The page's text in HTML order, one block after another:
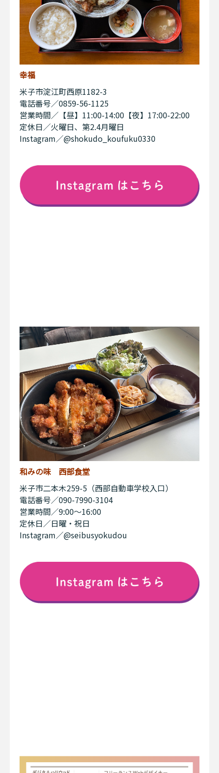
幸福
米子市淀江町西原1182-3
電話番号／0859-56-1125
営業時間／【昼】11:00-14:00【夜】17:00-22:00
定休日／火曜日、第2.4月曜日
Instagram／@shokudo_koufuku0330
和みの味 西部食堂
米子市二本木259-5（西部自動車学校入口）
電話番号／090-7990-3104
営業時間／9:00～16:00
定休日／日曜・祝日
Instagram／@seibusyokudou